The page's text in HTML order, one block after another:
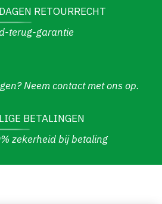
RETOURRECHT
terug-garantie
Neem contact met ons op.
BETALINGEN
zekerheid bij betaling